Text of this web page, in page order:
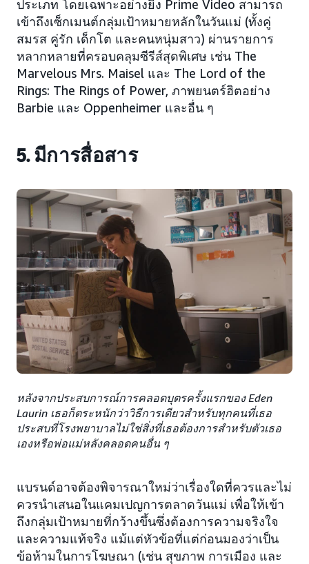
ประเภท โดยเฉพาะอย่างยิ่ง Prime Video สามารถ
เข้าถึงเซ็กเมนต์กลุ่มเป้าหมายหลักในวันแม่ (ทั้งคู่
สมรส คู่รัก เด็กโต และคนหนุ่มสาว) ผ่านรายการ
หลากหลายที่ครอบคลุมซีรีส์สุดพิเศษ เช่น The
Marvelous Mrs. Maisel และ The Lord of the
Rings: The Rings of Power, ภาพยนตร์ฮิตอย่าง
Barbie และ Oppenheimer และอื่น ๆ
5. มีการสื่อสาร
หลังจากประสบการณ์การคลอดบุตรครั้งแรกของ Eden
Laurin เธอก็ตระหนักว่าวิธีการเดียวสำหรับทุกคนที่เธอ
ประสบที่โรงพยาบาลไม่ใช่สิ่งที่เธอต้องการสำหรับตัวเธอ
เองหรือพ่อแม่หลังคลอดคนอื่น ๆ
แบรนด์อาจต้องพิจารณาใหม่ว่าเรื่องใดที่ควรและไม่
ควรนำเสนอในแคมเปญการตลาดวันแม่ เพื่อให้เข้า
ถึงกลุ่มเป้าหมายที่กว้างขึ้นซึ่งต้องการความจริงใจ
และความแท้จริง แม้แต่หัวข้อที่แต่ก่อนมองว่าเป็น
ข้อห้ามในการโฆษณา (เช่น สุขภาพ การเมือง และ